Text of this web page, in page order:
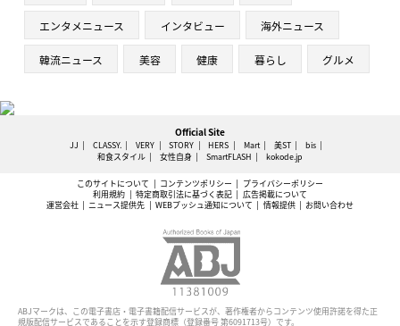
エンタメニュース インタビュー 海外ニュース
韓流ニュース 美容 健康 暮らし グルメ
Official Site
JJ CLASSY. VERY STORY HERS Mart 美ST
bis
和食スタイル
女性自身 SmartFLASH kokode.jp
このサイトについて コンテンツポリシー
プライバシーポリシー
利用規約
特定商取引法に基づく表記
広告掲載について
運営会社
ニュース提供先 WEBプッシュ通知について 情報提供 お問い合わせ
ABJマークは、この電子書店・電子書籍配信サービスが、著作権者からコンテンツ使用許諾を得た正
規版配信サービスであることを示す登録商標（登録番号 第6091713号）です。